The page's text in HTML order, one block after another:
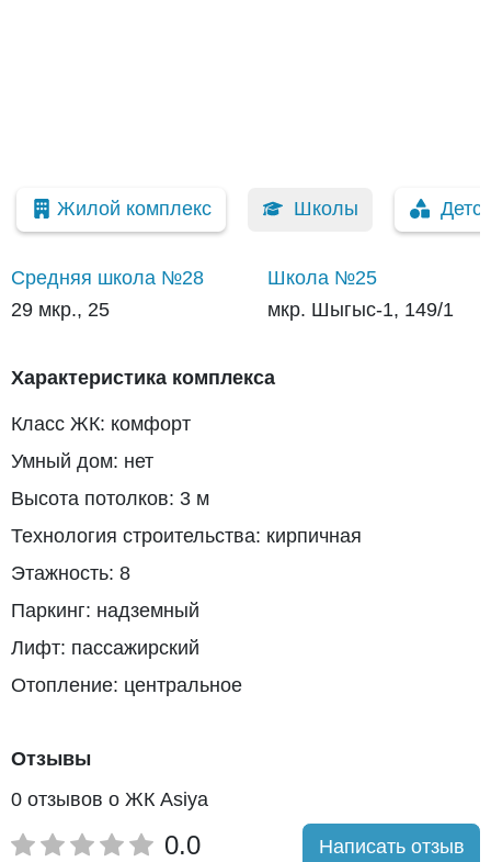
Жилой комплекс Школы
Средняя школа №28
29 мкр., 25
Школа №25
мкр. Шыгыс-1, 149/1
Характеристика комплекса
Класс ЖК: комфорт
Умный дом: нет
Высота потолков: 3 м
Технология строительства: кирпичная
Этажность: 8
Паркинг: надземный
Лифт: пассажирский
Отопление: центральное
Отзывы
0 отзывов о ЖК Asiya
0.0 Написать отзыв